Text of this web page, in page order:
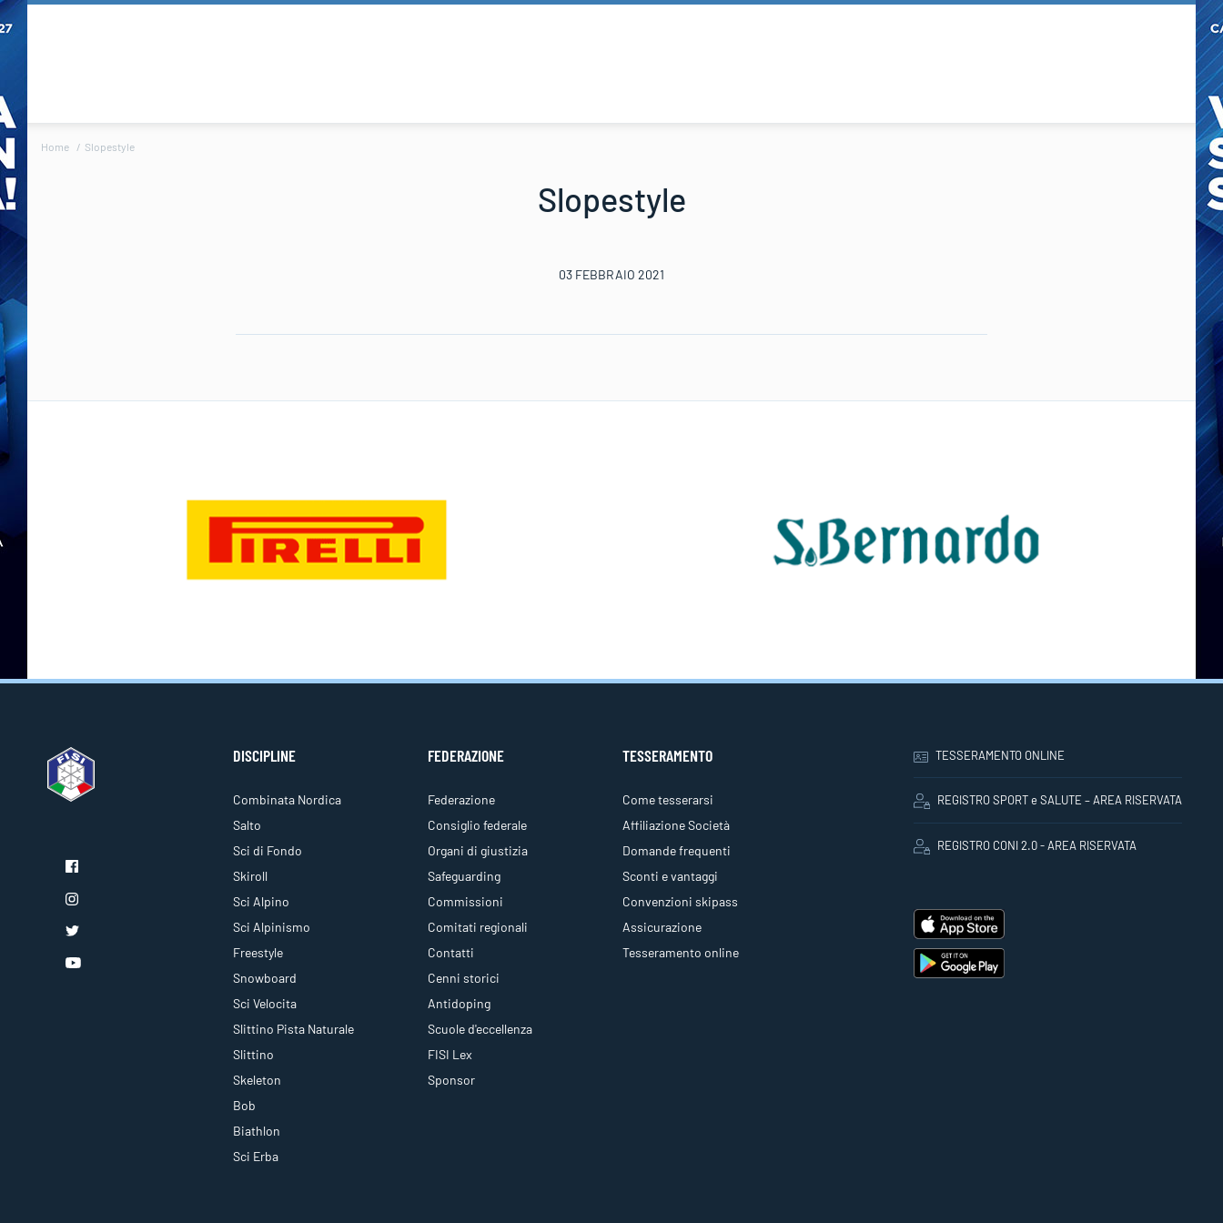
Home Slopestyle
Slopestyle
03 FEBBRAIO 2021
DISCIPLINE
Combinata Nordica
Salto
Sci di Fondo
Skiroll
Sci Alpino
Sci Alpinismo
Freestyle
Snowboard
Sci Velocita
Slittino Pista Naturale
Slittino
Skeleton
Bob
Biathlon
Sci Erba
FEDERAZIONE
Federazione
Consiglio federale
Organi di giustizia
Safeguarding
Commissioni
Comitati regionali
Contatti
Cenni storici
Antidoping
Scuole d'eccellenza
FISI Lex
Sponsor
TESSERAMENTO
Come tesserarsi
Affiliazione Società
Domande frequenti
Sconti e vantaggi
Convenzioni skipass
Assicurazione
Tesseramento online
TESSERAMENTO ONLINE
REGISTRO SPORT e SALUTE – AREA RISERVATA
REGISTRO CONI 2.0 - AREA RISERVATA